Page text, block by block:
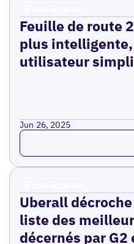
Feuille de route
plus
utilisateur
Jun 26, 2025
Read more
Uberall
liste des
décernés par